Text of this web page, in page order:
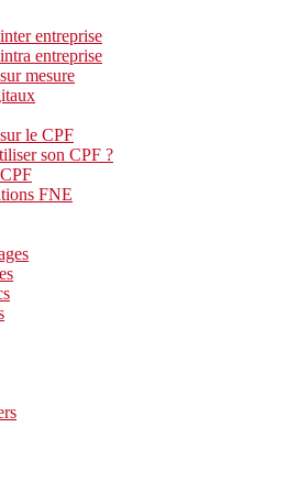
entreprise
entreprise
mesure
le CPF
son CPF ?
FNE